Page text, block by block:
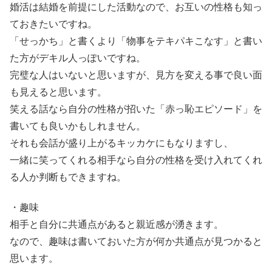
婚活は結婚を前提にした活動なので、お互いの性格も知っ
ておきたいですね。
「せっかち」と書くより「物事をテキパキこなす」と書い
た方がデキル人っぽいですね。
完璧な人はいないと思いますが、見方を変える事で良い面
も見えると思います。
笑える話なら自分の性格が招いた「赤っ恥エピソード」を
書いても良いかもしれません。
それも会話が盛り上がるキッカケにもなりますし、
一緒に笑ってくれる相手なら自分の性格を受け入れてくれ
る人か判断もできますね。
・趣味
相手と自分に共通点があると親近感が湧きます。
なので、趣味は書いておいた方が何か共通点が見つかると
思います。